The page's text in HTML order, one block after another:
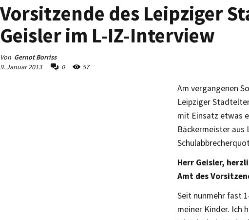
Vorsitzende des Leipziger
Geisler im L-IZ-Interview
Von Gernot Borriss
9. Januar 2013
0 57
Am vergangenen
Leipziger
mit Einsatz etwas
Bäckermeister aus
Herr Geisler,
Amt des
Seit nunmehr fast
meiner Kinder. Ich